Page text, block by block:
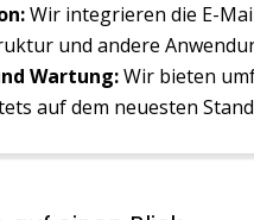
Wir integrieren die E-
und andere
Wartung:Wir bieten
auf dem neuesten Stand